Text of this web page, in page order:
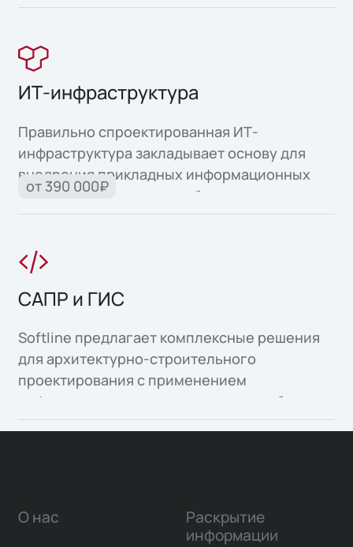
ИТ-инфраструктура
Правильно спроектированная ИТ-
инфраструктура закладывает основу для
внедрения прикладных информационных
систем и автоматизации бизнес-процессов.
от 390 000₽
САПР и ГИС
Softline предлагает комплексные решения
для архитектурно-строительного
проектирования с применением
информационного моделирования объектов
капитального строительства, а также
О нас
Раскрытие
информации